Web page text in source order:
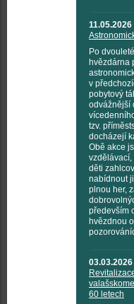
11.05.2026
Po
hvězdárna
v
pobytový
odvážnější
tzv.
docházejí
Obě akce
vzdělávací,
děti
nabídnout
plnou her,
především
hvězdnou
03.03.2026
60 letech